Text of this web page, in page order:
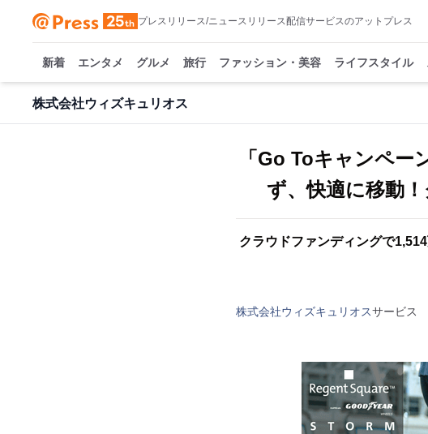
プレスリリース/ニュースリリース配信サービスのアットプレス
新着 エンタメ グルメ 旅行 ファッション・美容 ライフスタイル
株式会社ウィズキュリオス
「Go Toキャンペ
ず、快適に移動
クラウドファンディングで
株式会社ウィズキュリオスサービス